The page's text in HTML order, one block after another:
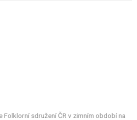
sdružení ČR v zimním období na